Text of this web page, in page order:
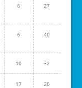
6 27
6 40
10 32
17 20